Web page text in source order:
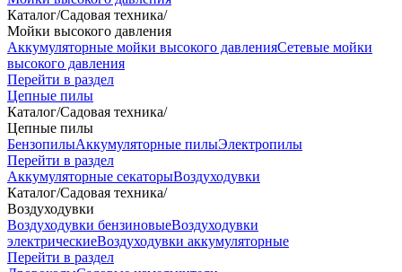
Каталог/Садовая техника/
Мойки высокого давления
Аккумуляторные мойки высокого давленияСетевые мойки
высокого давления
Перейти в раздел
Цепные пилы
Каталог/Садовая техника/
Цепные пилы
БензопилыАккумуляторные пилыЭлектропилы
Перейти в раздел
Аккумуляторные секаторыВоздуходувки
Каталог/Садовая техника/
Воздуходувки
Воздуходувки бензиновыеВоздуходувки
электрическиеВоздуходувки аккумуляторные
Перейти в раздел